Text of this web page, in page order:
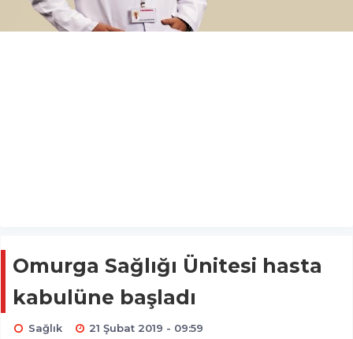
Omurga Sağlığı Ünitesi hasta
kabulüne başladı
Sağlık 21 Şubat 2019 - 09:59